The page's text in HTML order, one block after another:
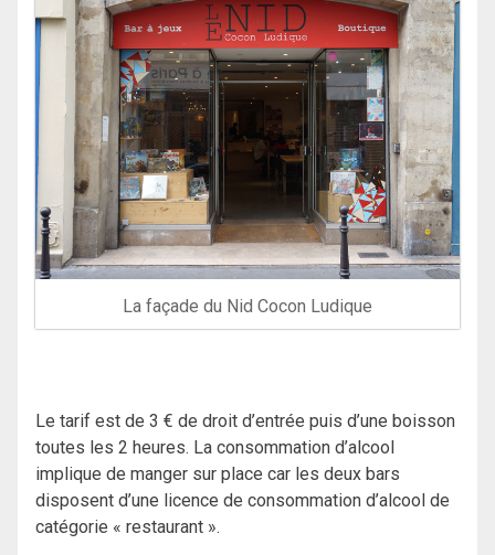
La façade du Nid Cocon Ludique
Le tarif est de 3 € de droit d’entrée puis d’une boisson
toutes les 2 heures. La consommation d’alcool
implique de manger sur place car les deux bars
disposent d’une licence de consommation d’alcool de
catégorie « restaurant ».